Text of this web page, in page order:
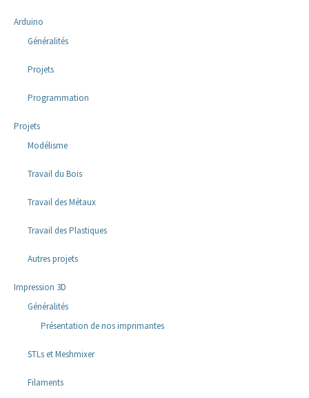
Arduino
Généralités
Projets
Programmation
Projets
Modélisme
Travail du Bois
Travail des Métaux
Travail des Plastiques
Autres projets
Impression 3D
Généralités
Présentation de nos imprimantes
STLs et Meshmixer
Filaments